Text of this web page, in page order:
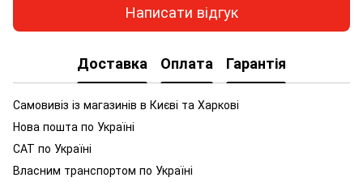
Написати відгук
Доставка Оплата Гарантія
Самовивіз із магазинів в Києві та Харкові
Нова пошта по Україні
САТ по Україні
Власним транспортом по Україні